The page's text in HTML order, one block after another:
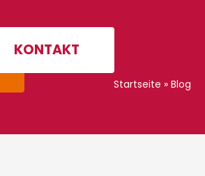
KONTAKT
Startseite » Blog